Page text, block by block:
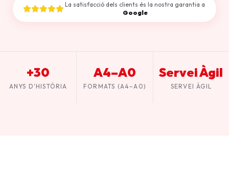
La satisfacció dels clients és la nostra garantia a
Google
+30
ANYS D'HISTÒRIA
A4–A0
FORMATS (A4–A0)
Servei Àgil
SERVEI ÀGIL